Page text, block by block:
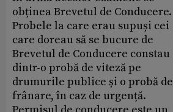
obținea Brevetul de Conducere.
Probele la care erau supuși cei
care doreau să se bucure de
Brevetul de Conducere constau
dintr-o probă de viteză pe
drumurile publice și o probă de
frânare, în caz de urgență.